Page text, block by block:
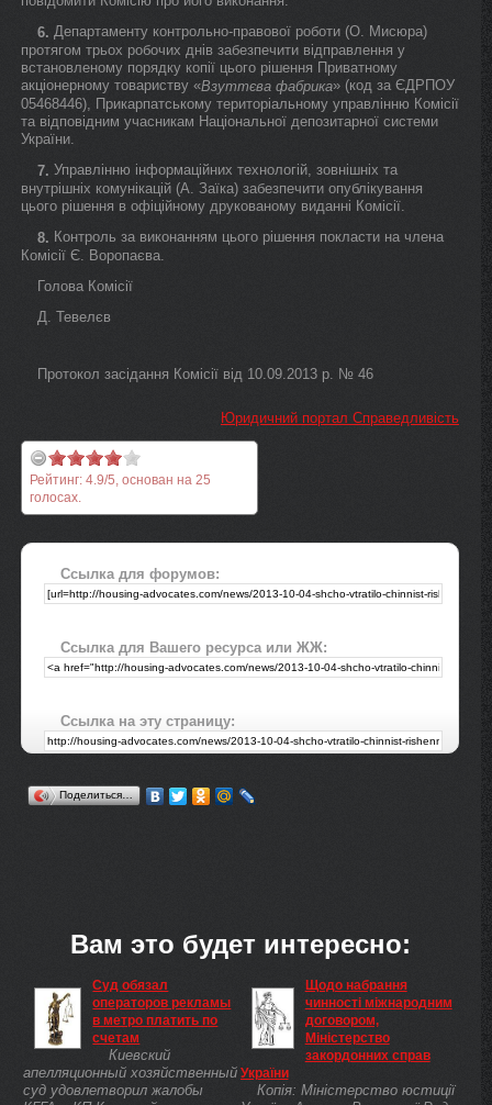
6. Департаменту контрольно-правової роботи (О. Мисюра)
протягом трьох робочих днів забезпечити відправлення у
встановленому порядку копії цього рішення Приватному
акціонерному товариству «Взуттєва фабрика» (код за ЄДРПОУ
05468446), Прикарпатському територіальному управлінню Комісії
та відповідним учасникам Національної депозитарної системи
України.
7. Управлінню інформаційних технологій, зовнішніх та
внутрішніх комунікацій (А. Заїка) забезпечити опублікування
цього рішення в офіційному друкованому виданні Комісії.
8. Контроль за виконанням цього рішення покласти на члена
Комісії Є. Воропаєва.
Голова Комісії
Д. Тевелєв
Протокол засідання Комісії від 10.09.2013 р. № 46
Юридичний портал Справедливість
Рейтинг: 4.9/5, основан на 25
голосах.
Ссылка для форумов:
Ссылка для Вашего ресурса или ЖЖ:
Ссылка на эту страницу:
Поделиться…
Вам это будет интересно:
Суд обязал
операторов рекламы
в метро платить по
счетам
Киевский
апелляционный хозяйственный
суд удовлетворил жалобы
Щодо набрання
чинності міжнародним
договором,
Міністерство
закордонних справ
України
Копія: Міністерство юстиції